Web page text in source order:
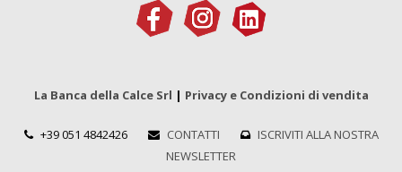
La Banca della Calce Srl | Privacy e Condizioni di vendita
+39 051 4842426 CONTATTI
ISCRIVITI ALLA NOSTRA
NEWSLETTER